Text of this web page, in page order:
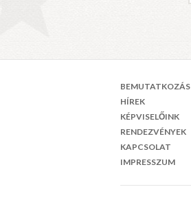
BEMUTATKOZÁS
HÍREK
KÉPVISELŐINK
RENDEZVÉNYEK
KAPCSOLAT
IMPRESSZUM